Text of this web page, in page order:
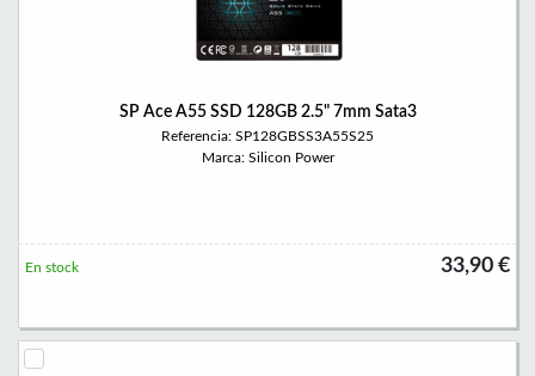
SP Ace A55 SSD 128GB 2.5" 7mm Sata3
Referencia: SP128GBSS3A55S25
Marca: Silicon Power
33,90 €
En stock